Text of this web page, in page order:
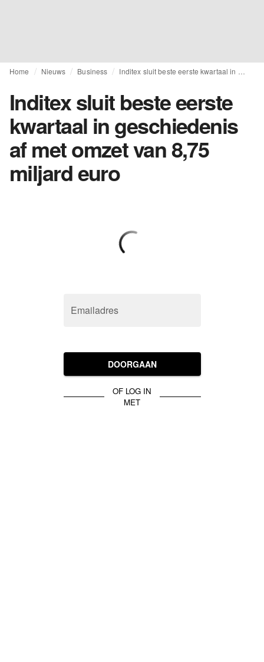
Home Nieuws Business
Inditex sluit beste eerste
kwartaal in geschiedenis
af met omzet van 8,75
miljard euro
Emailadres
DOORGAAN
OF LOG IN
MET